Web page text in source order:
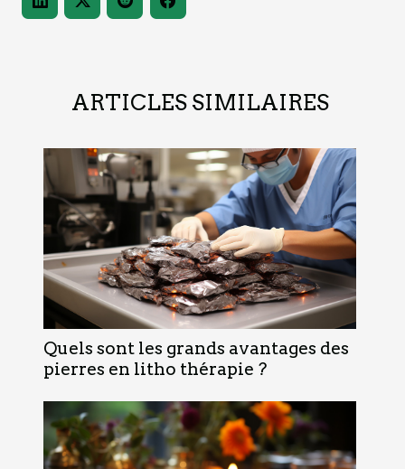
ARTICLES SIMILAIRES
Quels sont les grands avantages des
pierres en litho thérapie ?